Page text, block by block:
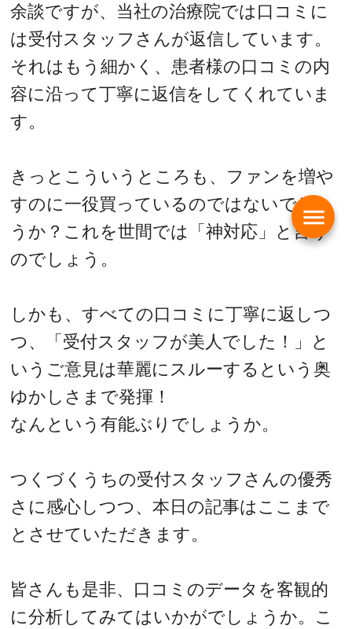
余談ですが、当社の治療院では口コミに
は受付スタッフさんが返信しています。
それはもう細かく、患者様の口コミの内
容に沿って丁寧に返信をしてくれていま
す。
きっとこういうところも、ファンを増や
すのに一役買っているのではないでしょ
うか？これを世間では「神対応」と言う
のでしょう。
しかも、すべての口コミに丁寧に返しつ
つ、「受付スタッフが美人でした！」と
いうご意見は華麗にスルーするという奥
ゆかしさまで発揮！
なんという有能ぶりでしょうか。
つくづくうちの受付スタッフさんの優秀
さに感心しつつ、本日の記事はここまで
とさせていただきます。
皆さんも是非、口コミのデータを客観的
に分析してみてはいかがでしょうか。こ
menu